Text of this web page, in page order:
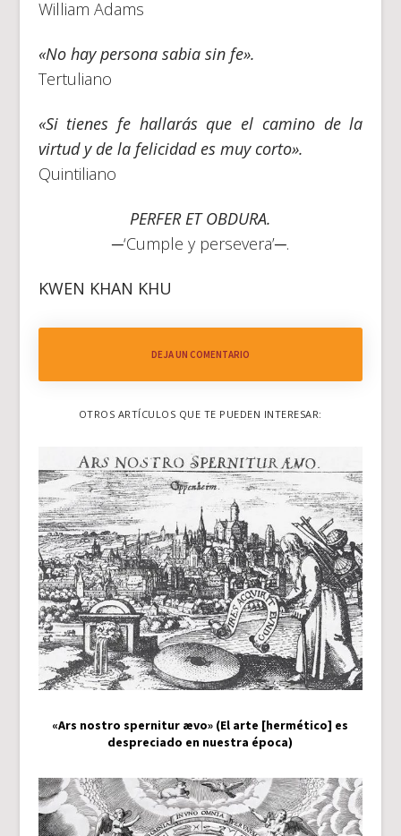
William Adams
«No hay persona sabia sin fe».
Tertuliano
«Si tienes fe hallarás que el camino de la
virtud y de la felicidad es muy corto».
Quintiliano
PERFER ET OBDURA.
─‘Cumple y persevera’─.
KWEN KHAN KHU
DEJA UN COMENTARIO
OTROS ARTÍCULOS QUE TE PUEDEN INTERESAR:
«Ars nostro spernitur ævo» (El arte [hermético] es
despreciado en nuestra época)